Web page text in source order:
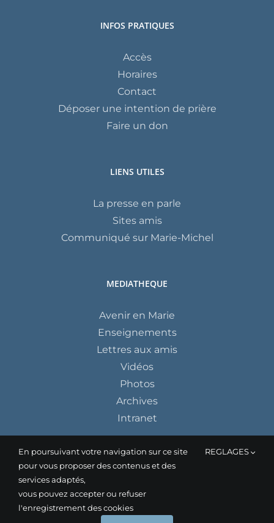
INFOS PRATIQUES
Accès
Horaires
Contact
Déposer une intention de prière
Faire un don
LIENS UTILES
La presse en parle
Sites amis
Communiqué sur Marie-Michel
MEDIATHEQUE
Avenir en Marie
Enseignements
Lettres aux amis
Vidéos
Photos
Archives
Intranet
En poursuivant votre navigation sur ce site
pour vous proposer des contenus et des
services adaptés,
vous pouvez accepter ou refuser
l'enregistrement des cookies
REGLAGES